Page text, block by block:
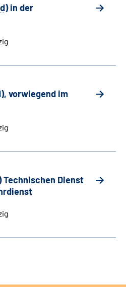
) in der
vorwiegend im
Technischen Dienst